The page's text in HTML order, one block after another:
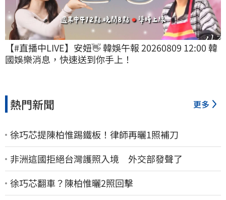
【#直播中LIVE】安妞👋 韓娛午報 20260809 12:00 韓
國娛樂消息，快速送到你手上！
熱門新聞 更多
徐巧芯提陳柏惟踢鐵板！律師再曬1照補刀
非洲這國拒絕台灣護照入境 外交部發聲了
徐巧芯翻車？陳柏惟曬2照回擊